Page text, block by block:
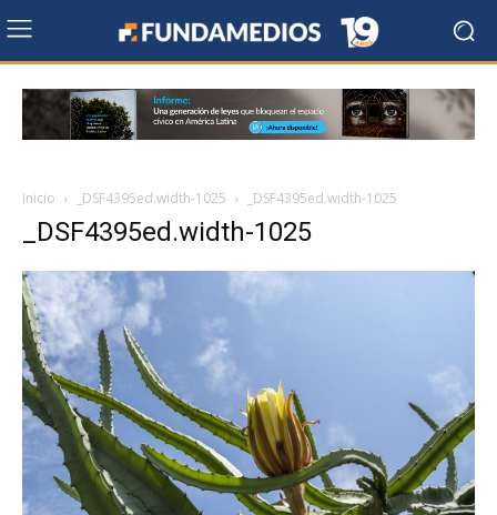
Inicio _DSF4395ed.width-1025 _DSF4395ed.width-1025
_DSF4395ed.width-1025